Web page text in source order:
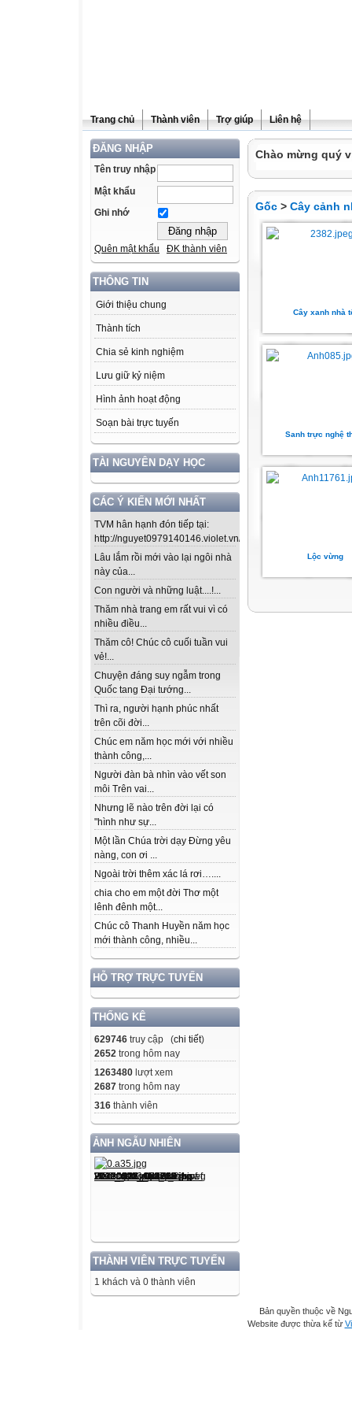
Trang chủ Thành viên Trợ giúp Liên hệ
ĐĂNG NHẬP
Tên truy nhập
Mật khẩu
Ghi nhớ
Quên mật khẩu ĐK thành viên
THÔNG TIN
Giới thiệu chung
Thành tích
Chia sẻ kinh nghiệm
Lưu giữ kỷ niệm
Hình ảnh hoạt động
Soạn bài trực tuyến
TÀI NGUYÊN DẠY HỌC
CÁC Ý KIẾN MỚI NHẤT
TVM hân hạnh đón tiếp tại:
http://nguyet0979140146.violet.vn/...
Lâu lắm rồi mới vào lại ngôi nhà
này của...
Con người và những luật....!...
Thăm nhà trang em rất vui vì có
nhiều điều...
Thăm cô! Chúc cô cuối tuần vui
vẻ!...
Chuyện đáng suy ngẫm trong
Quốc tang Đại tướng...
Thì ra, người hạnh phúc nhất
trên cõi đời...
Chúc em năm học mới với nhiều
thành công,...
Người đàn bà nhìn vào vết son
môi Trên vai...
Nhưng lẽ nào trên đời lại có
"hình như sự...
Một lần Chúa trời dạy Đừng yêu
nàng, con ơi ...
Ngoài trời thêm xác lá rơi…....
chia cho em một đời Thơ một
lênh đênh một...
Chúc cô Thanh Huyền năm học
mới thành công, nhiều...
HỖ TRỢ TRỰC TUYẾN
THỐNG KÊ
629746 truy cập (chi tiết)
2652 trong hôm nay
1263480 lượt xem
2687 trong hôm nay
316 thành viên
ẢNH NGẪU NHIÊN
THÀNH VIÊN TRỰC TUYẾN
1 khách và 0 thành viên
Chào mừng quý
Gốc > Cây cảnh
Cây xanh nhà
Sanh trực nghệ
Lộc vừng
Bản quyền thuộc về
Website được thừa kế từ